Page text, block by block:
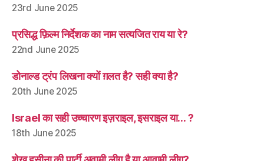
23rd June 2025
प्रसिद्ध फ़िल्म निर्देशक का नाम सत्यजित राय या रे?
22nd June 2025
डोनाल्ड ट्रंप लिखना क्यों ग़लत है? सही क्या है?
20th June 2025
Israel का सही उच्चारण इज़राइल, इसराइल या… ?
18th June 2025